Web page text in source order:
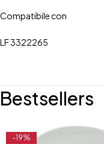
Compatibile con
LF 3322265
Bestsellers
-19%